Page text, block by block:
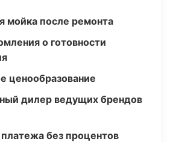
мойка после ремонта
о готовности
ценообразование
дилер ведущих брендов
платежа без процентов